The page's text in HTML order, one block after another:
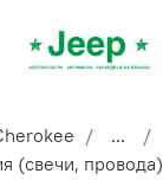
...
(свечи, провода)